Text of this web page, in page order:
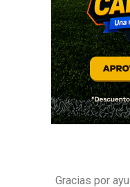
Gracias por